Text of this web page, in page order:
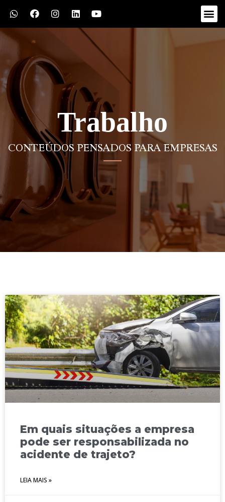
Trabalho
CONTEÚDOS PENSADOS PARA EMPRESAS
Em quais situações a empresa
pode ser responsabilizada no
acidente de trajeto?
LEIA MAIS »